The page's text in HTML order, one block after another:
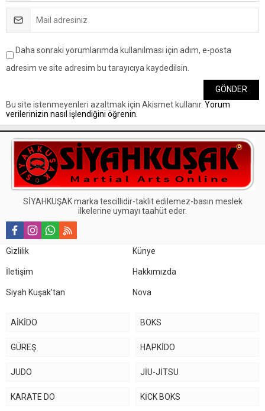
Daha sonraki yorumlarımda kullanılması için adım, e-posta
adresim ve site adresim bu tarayıcıya kaydedilsin.
Bu site istenmeyenleri azaltmak için Akismet kullanır. Yorum
verilerinizin nasıl işlendiğini öğrenin.
SİYAHKUŞAK marka tescillidir-taklit edilemez-basın meslek
ilkelerine uymayı taahüt eder.
Gizlilik Künye
İletişim Hakkımızda
Siyah Kuşak’tan Nova
AİKİDO BOKS
GÜREŞ HAPKİDO
JUDO JİU-JİTSU
KARATE DO KİCK BOKS